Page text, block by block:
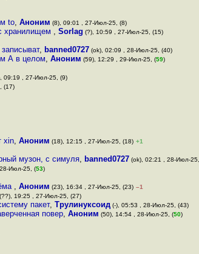
to, Аноним (8), 09:01 , 27-Июл-25, (8)
хранилищем , Sorlag (?), 10:59 , 27-Июл-25, (15)
, banned0727 (ok), 02:09 , 28-Июл-25, (40)
А в целом, Аноним (59), 12:29 , 29-Июл-25, (59)
09:19 , 27-Июл-25, (9)
(17)
xin, Аноним (18), 12:15 , 27-Июл-25, (18) +1
музон, с симуля, banned0727 (ok), 02:21 , 28-Июл-
Июл-25, (53)
, Аноним (23), 16:34 , 27-Июл-25, (23) –1
(??), 19:25 , 27-Июл-25, (27)
пакет, Трулинуксоид (-), 05:53 , 28-Июл-25, (43)
повер, Аноним (50), 14:54 , 28-Июл-25, (50)